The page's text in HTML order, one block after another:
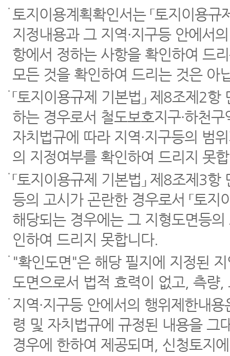
토지이용계획확인서는 「토지이용
지정내용과 그 지역·지구등 안에서
항에서 정하는 사항을 확인하여 드
모든 것을 확인하여 드리는 것은 아
「토지이용규제 기본법」 제8조제2
하는 경우로서 철도보호지구·하천
자치법규에 따라 지역·지구등의 범
의 지정여부를 확인하여 드리지 못
「토지이용규제 기본법」 제8조제3
등의 고시가 곤란한 경우로서 「토
해당되는 경우에는 그 지형도면등
인하여 드리지 못합니다.
"확인도면"은 해당 필지에 지정된
도면으로서 법적 효력이 없고, 측량
지역·지구등 안에서의 행위제한내
령 및 자치법규에 규정된 내용을 그
경우에 한하여 제공되며, 신청토지